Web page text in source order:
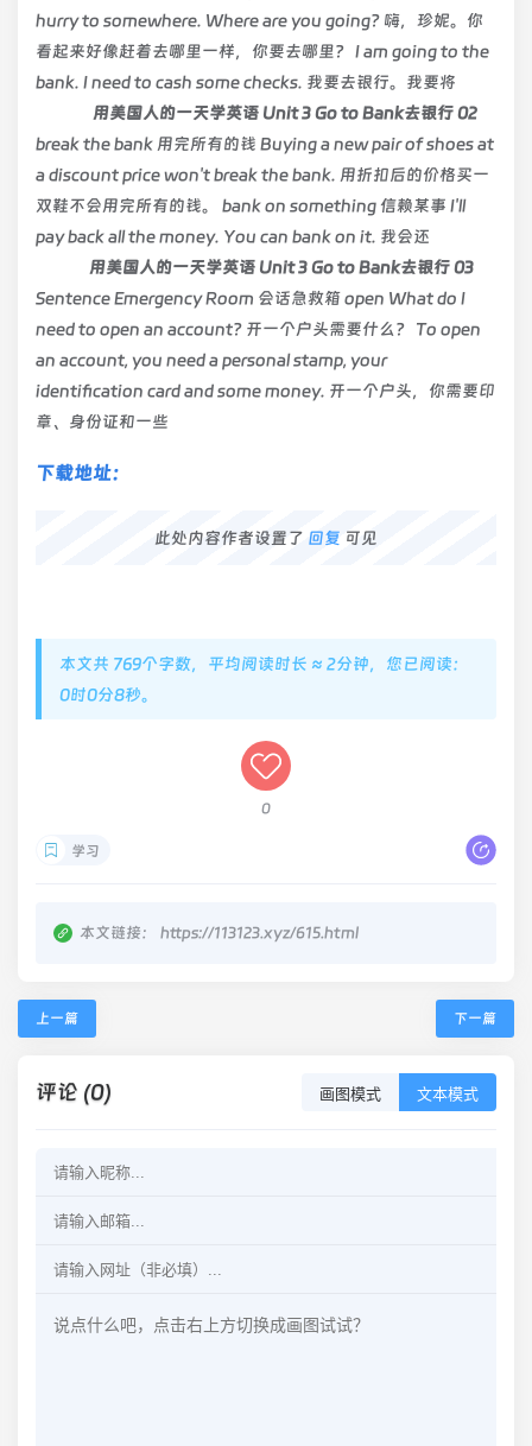
hurry to somewhere. Where are you going? 嗨，珍妮。你
看起来好像赶着去哪里一样，你要去哪里？ I am going to the
bank. I need to cash some checks. 我要去银行。我要将
用美国人的一天学英语 Unit 3 Go to Bank去银行 02
break the bank 用完所有的钱 Buying a new pair of shoes at
a discount price won't break the bank. 用折扣后的价格买一
双鞋不会用完所有的钱。 bank on something 信赖某事 I'll
pay back all the money. You can bank on it. 我会还
用美国人的一天学英语 Unit 3 Go to Bank去银行 03
Sentence Emergency Room 会话急救箱 open What do I
need to open an account? 开一个户头需要什么？ To open
an account, you need a personal stamp, your
identification card and some money. 开一个户头，你需要印
章、身份证和一些
下载地址：
此处内容作者设置了 回复 可见
本文共 769个字数，平均阅读时长 ≈ 2分钟，您已阅读：
0时0分9秒。
0
学习
本文链接： https://113123.xyz/615.html
上一篇 下一篇
评论 (0) 画图模式 文本模式